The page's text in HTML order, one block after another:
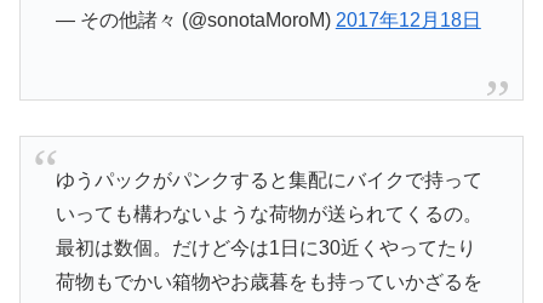
— その他諸々 (@sonotaMoroM) 2017年12月18日
ゆうパックがパンクすると集配にバイクで持って
いっても構わないような荷物が送られてくるの。
最初は数個。だけど今は1日に30近くやってたり
荷物もでかい箱物やお歳暮をも持っていかざるを